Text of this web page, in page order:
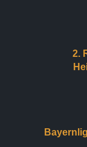
2.